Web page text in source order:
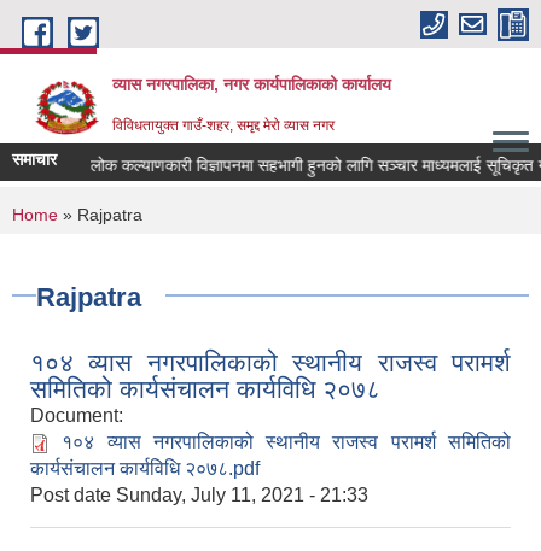
Skip to main content
व्यास नगरपालिका, नगर कार्यपालिकाको कार्यालय
विविधतायुक्त गाउँ-शहर, समृद्द मेरो व्यास नगर
समाचार लोक कल्याणकारी विज्ञापनमा सहभागी हुनको लागि सञ्चार माध्यमलाई सूचिकृत
You are here
Home » Rajpatra
Rajpatra
१०४ व्यास नगरपालिकाको स्थानीय राजस्व परामर्श
समितिको कार्यसंचालन कार्यविधि २०७८
Document:
१०४ व्यास नगरपालिकाको स्थानीय राजस्व परामर्श समितिको
कार्यसंचालन कार्यविधि २०७८.pdf
Post date Sunday, July 11, 2021 - 21:33